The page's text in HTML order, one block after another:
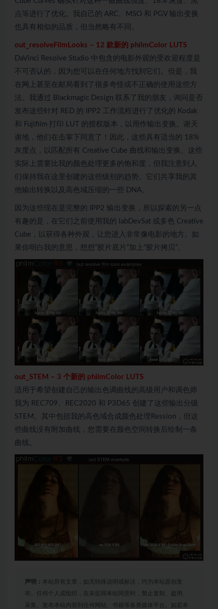
点等进行了优化。我自己的 ARC、MSO 和 PGV 输出变换
也具有相似的品质，但当然略有不同。
out_ resolveFilmLooks – 12 款新的 philmColor LUTS
DaVinci Resolve Studio 中包含的电影外观的受欢迎程度是
不可否认的，因为您可以在任何地方找到它们。但是，我
在网上甚至在邮局看到了很多奇怪或不正确的使用这些方
法。我通过 Blackmagic Design 联系了我的朋友，询问是否
发布这些针对 RED 的 IPP2 工作流程进行了优化的 Kodak
和 Fujifilm 打印 LUT 的授权版本，以用作输出变换。谢天
谢地，他们在击掌下同意了！因此，这些具有适当的 18%
灰度点，以匹配所有 Creative Cube 曲线和输出变换。这些
实际上需要比我的颜色处理更多的饱和度，但我注意到人
们保持我在这里创建的这些级别的趋势。它们共享我的其
他输出转换以及高色域压缩的一些 DNA。
因为这些现在是完整的 IPP2 输出变换，所以探索的另一点
有趣的是，在它们之前使用我的 labDevSat 或多色 Creative
Cube，以获得各种外观，让您进入非常像电影的地方。如
果你明白我的意思，想想“胶片底片”加上“胶片拷贝”。
out_ STEM – 3 个新的 philmColor LUTS
适用于希望创建自己的输出色调曲线的高级用户和调色师
我为 REC709、REC2020 和 P3D65 创建了这些输出分级
STEM。其中包括我的高色域合成颜色处理Ression，但这
些曲线没有附加曲线，您需要在颜色空间转换后绘制一条
曲线。
声明： 本站所有文章，如无特殊说明或标注，均为本站原创发
布。任何个人或组织，在未征得本站同意时，禁止复制、盗用、
采集、发布本站内容到任何网站、书籍等各类媒体平台。如若本